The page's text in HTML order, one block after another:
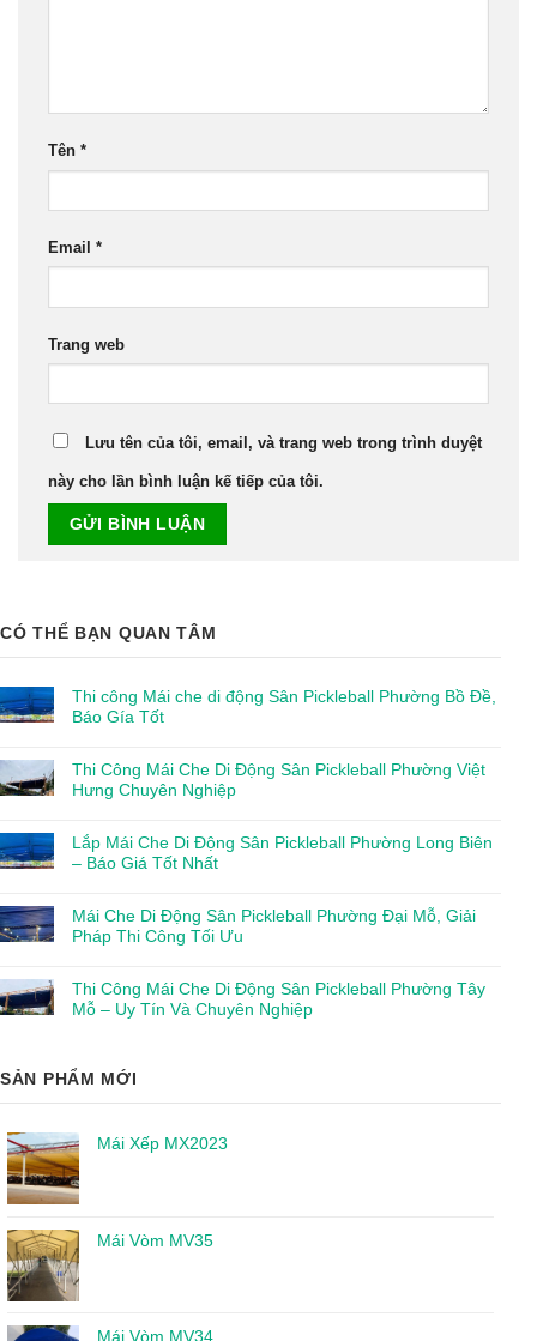
CÓ THỂ BẠN QUAN TÂM
Thi công Mái che di động Sân Pickleball Phường Bồ Đề,
Báo Gía Tốt
Thi Công Mái Che Di Động Sân Pickleball Phường Việt
Hưng Chuyên Nghiệp
Lắp Mái Che Di Động Sân Pickleball Phường Long Biên
– Báo Giá Tốt Nhất
Mái Che Di Động Sân Pickleball Phường Đại Mỗ, Giải
Pháp Thi Công Tối Ưu
Thi Công Mái Che Di Động Sân Pickleball Phường Tây
Mỗ – Uy Tín Và Chuyên Nghiệp
SẢN PHẨM MỚI
Mái Xếp MX2023
Mái Vòm MV35
Mái Vòm MV34
Tên *
Email *
Trang web
Lưu tên của tôi, email, và trang web trong trình duyệt
này cho lần bình luận kế tiếp của tôi.